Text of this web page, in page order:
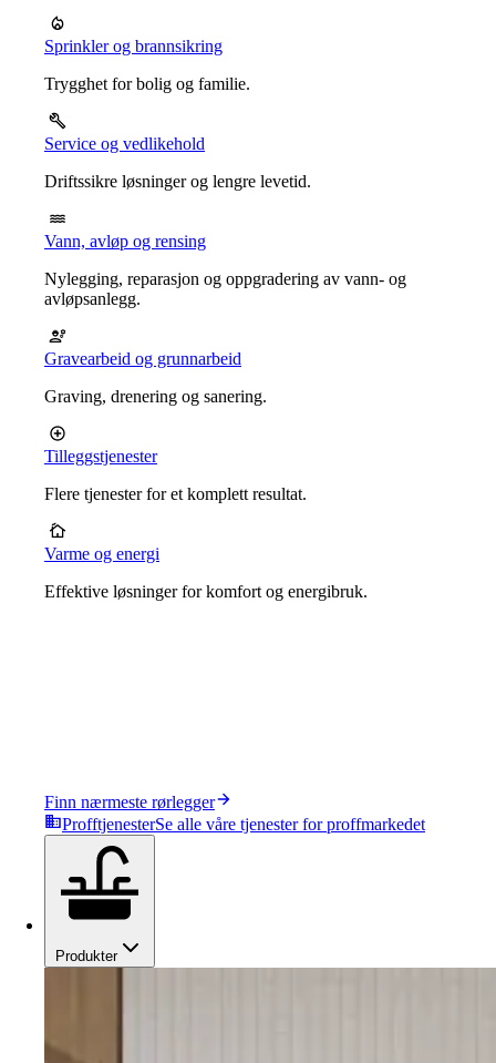
Sprinkler og brannsikring
Trygghet for bolig og familie.
Service og vedlikehold
Driftssikre løsninger og lengre levetid.
Vann, avløp og rensing
Nylegging, reparasjon og oppgradering av vann- og
avløpsanlegg.
Gravearbeid og grunnarbeid
Graving, drenering og sanering.
Tilleggstjenester
Flere tjenester for et komplett resultat.
Varme og energi
Effektive løsninger for komfort og energibruk.
Finn nærmeste rørlegger
ProfftjenesterSe alle våre tjenester for proffmarkedet
Produkter